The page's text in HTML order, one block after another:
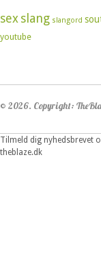
sexslang slangord
youtube
© 2026. Copyright:
Tilmeld dig nyhedsbrevet
theblaze.dk